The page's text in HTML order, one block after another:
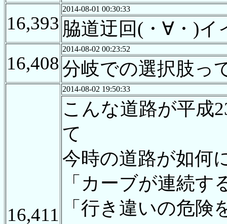
16,393
2014-08-01 00:30:33
脇道迂回(・∀・)イ
16,408
2014-08-02 00:23:52
分岐での選択肢っ
16,411
2014-08-02 19:50:33
こんな道路が平成
て
今時の道路が如何
「カーブが連続
「行き違いの危